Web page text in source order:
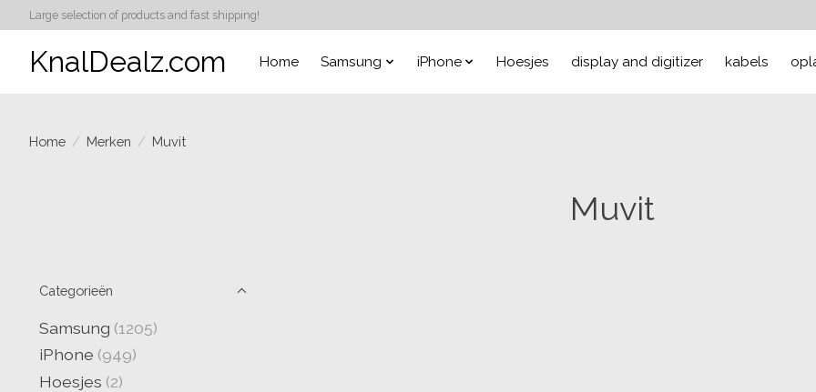
Large selection of products and fast shipping!
KnalDealz.com Home Samsung iPhone Hoesjes display and digitizer kabels
Home / Merken / Muvit
Muvit
Categorieën
Samsung (1205)
iPhone (949)
Hoesjes (2)